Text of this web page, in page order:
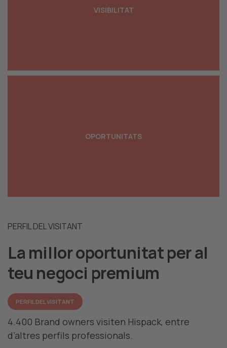
VISIBILITAT
que s'esperen en aquesta edició 2021.
OPORTUNITATS
als sectors de la cosmètica, la perfumeria, les
PERFIL DEL VISITANT
La millor oportunitat per al
teu negoci premium
PERFIL DEL VISITANT
4.400 Brand owners visiten Hispack, entre
d’altres perfils professionals.